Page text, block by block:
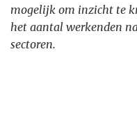
mogelijk om inzicht te
het aantal werkenden
sectoren.